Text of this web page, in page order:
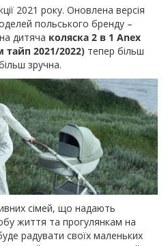
2021 року. Оновлена версія
польського бренду –
дитяча коляска 2 в 1 Anex
тайп 2021/2022) тепер більш
зручна.
сімей, що надають
життя та прогулянкам на
радувати своїх маленьких